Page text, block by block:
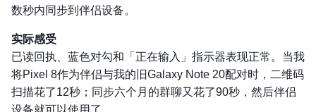
数秒内同步到伴侣设备。
实际感受
已读回执、蓝色对勾和「正在输入」指示器表现正常。当我
将Pixel 8作为伴侣与我的旧Galaxy Note 20配对时，二维码
扫描花了12秒；同步六个月的群聊又花了90秒，然后伴侣